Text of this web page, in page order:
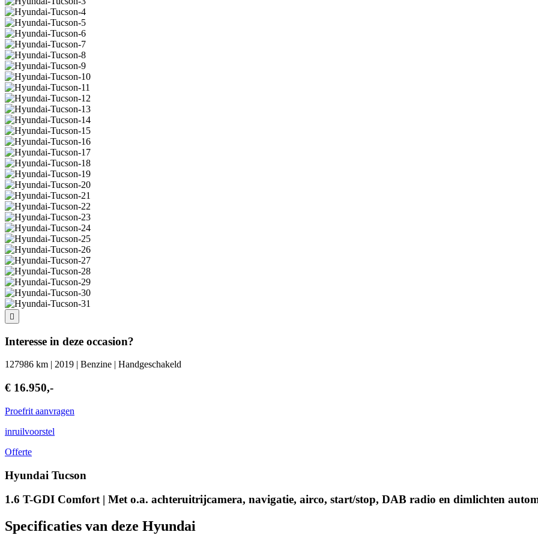
Interesse in deze occasion?
127986 km | 2019 | Benzine | Handgeschakeld
€ 16.950,-
Proefrit aanvragen
inruilvoorstel
Offerte
Hyundai Tucson
1.6 T-GDI Comfort | Met o.a. achteruitrijcamera, navigatie, airco, start/stop, DAB radio en dimlichten
Specificaties van deze Hyundai